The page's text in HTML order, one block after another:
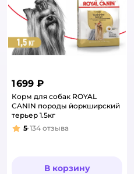
1 699 ₽
Корм для собак ROYAL
CANIN породы йоркширский
терьер 1.5кг
Рейтинг:
5 134 отзыва
В корзину